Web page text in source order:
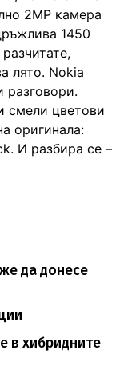
2МР камера
1450
лято. Nokia
разговори.
смели цветови
оригинала:
И разбира се –
да донесе
в хибридните